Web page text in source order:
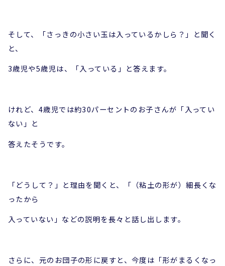
そして、「さっきの小さい玉は入っているかしら？」と聞く
と、
3歳児や5歳児は、「入っている」と答えます。
けれど、4歳児では約30パーセントのお子さんが「入ってい
ない」と
答えたそうです。
「どうして？」と理由を聞くと、「（粘土の形が）細長くな
ったから
入っていない」などの説明を長々と話し出します。
さらに、元のお団子の形に戻すと、今度は「形がまるくなっ